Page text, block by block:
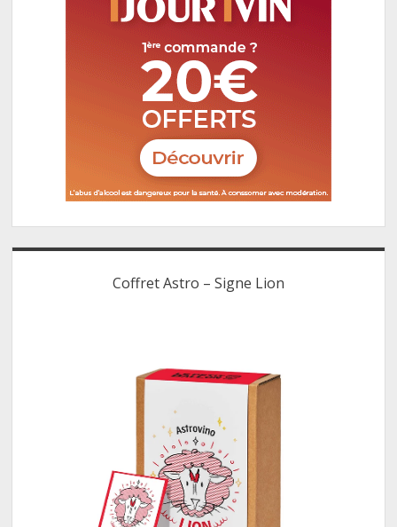
Coffret Astro – Signe Lion